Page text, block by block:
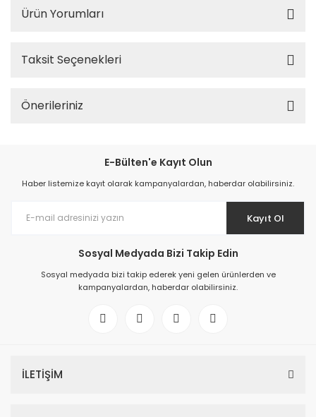
Ürün Yorumları
Taksit Seçenekleri
Önerileriniz
E-Bülten'e Kayıt Olun
Haber listemize kayıt olarak kampanyalardan, haberdar olabilirsiniz.
Kayıt Ol
Sosyal Medyada Bizi Takip Edin
Sosyal medyada bizi takip ederek yeni gelen ürünlerden ve
kampanyalardan, haberdar olabilirsiniz.
İLETİŞİM